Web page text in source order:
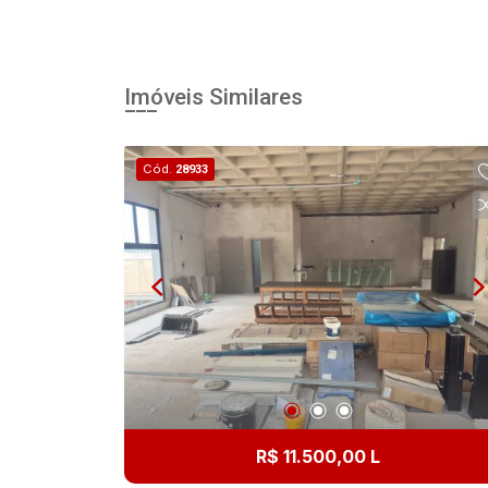
Imóveis Similares
Cód. 28933
R$ 11.500,00 L